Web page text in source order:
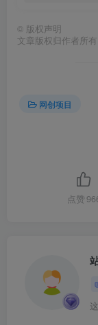
© 版权声明
文章版权归作者所
网创项目
点赞